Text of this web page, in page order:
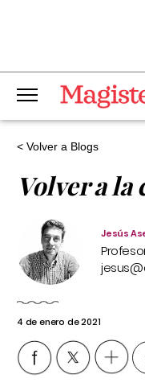
< Volver a Blogs
Volver a
Jesús
4 de enero de 2021